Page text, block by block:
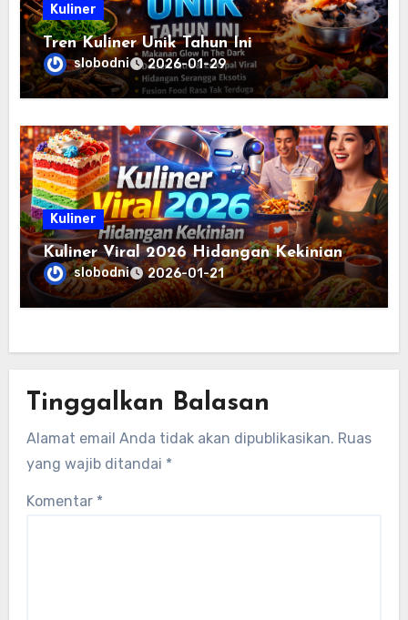
Kuliner
Tren Kuliner Unik Tahun Ini
slobodni 2026-01-29
Kuliner
Kuliner Viral 2026 Hidangan Kekinian
slobodni 2026-01-21
Tinggalkan Balasan
Alamat email Anda tidak akan dipublikasikan. Ruas
yang wajib ditandai *
Komentar *